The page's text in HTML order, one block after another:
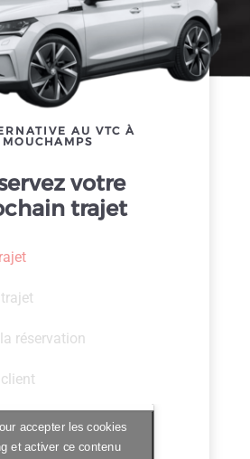
AU VTC À
MOUCHAMPS
votre
trajet
réservation
accepter les cookies
et activer ce contenu